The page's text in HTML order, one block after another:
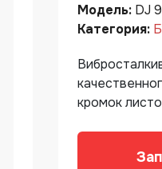
Модель: DJ
Категория:
кромок